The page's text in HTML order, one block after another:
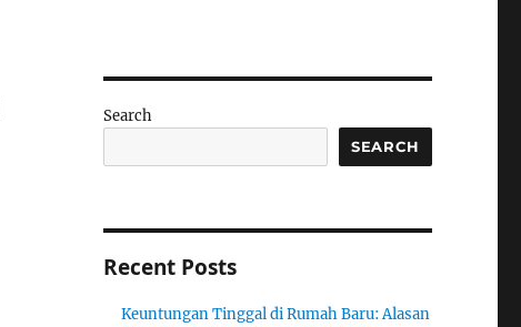
Search
SEARCH
Recent Posts
Keuntungan Tinggal di Rumah Baru: Alasan